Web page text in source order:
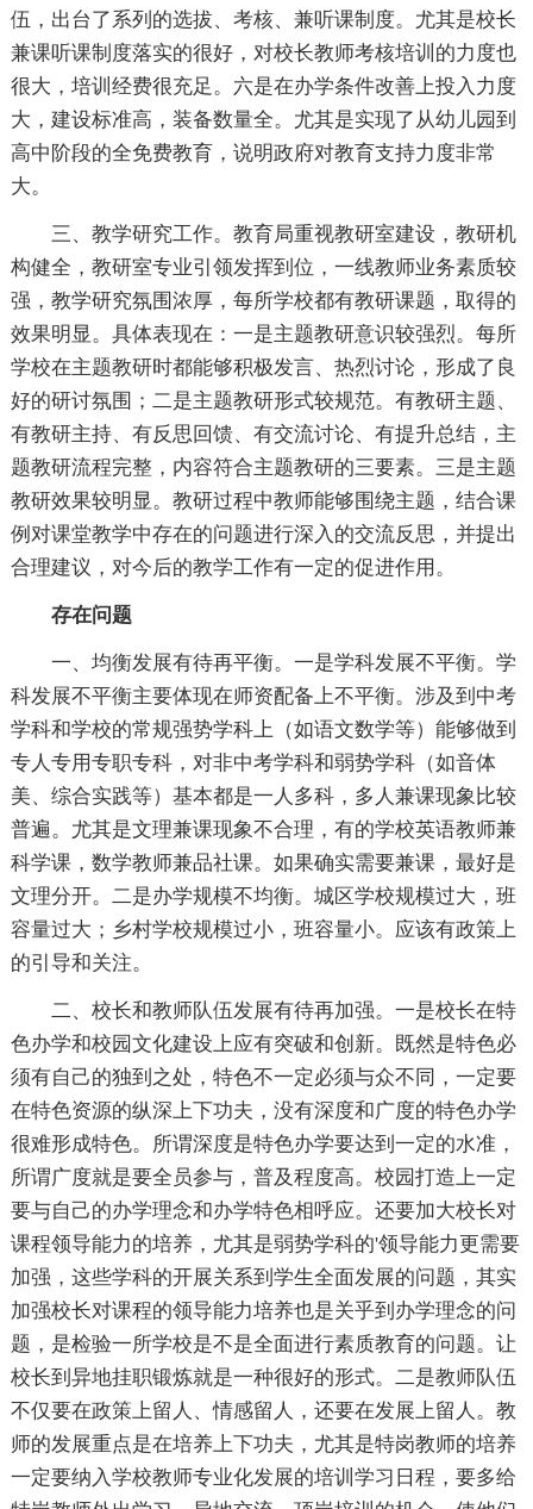
伍，出台了系列的选拔、考核、兼听课制度。尤其是校长
兼课听课制度落实的很好，对校长教师考核培训的力度也
很大，培训经费很充足。六是在办学条件改善上投入力度
大，建设标准高，装备数量全。尤其是实现了从幼儿园到
高中阶段的全免费教育，说明政府对教育支持力度非常
大。
三、教学研究工作。教育局重视教研室建设，教研机
构健全，教研室专业引领发挥到位，一线教师业务素质较
强，教学研究氛围浓厚，每所学校都有教研课题，取得的
效果明显。具体表现在：一是主题教研意识较强烈。每所
学校在主题教研时都能够积极发言、热烈讨论，形成了良
好的研讨氛围；二是主题教研形式较规范。有教研主题、
有教研主持、有反思回馈、有交流讨论、有提升总结，主
题教研流程完整，内容符合主题教研的三要素。三是主题
教研效果较明显。教研过程中教师能够围绕主题，结合课
例对课堂教学中存在的问题进行深入的交流反思，并提出
合理建议，对今后的教学工作有一定的促进作用。
存在问题
一、均衡发展有待再平衡。一是学科发展不平衡。学
科发展不平衡主要体现在师资配备上不平衡。涉及到中考
学科和学校的常规强势学科上（如语文数学等）能够做到
专人专用专职专科，对非中考学科和弱势学科（如音体
美、综合实践等）基本都是一人多科，多人兼课现象比较
普遍。尤其是文理兼课现象不合理，有的学校英语教师兼
科学课，数学教师兼品社课。如果确实需要兼课，最好是
文理分开。二是办学规模不均衡。城区学校规模过大，班
容量过大；乡村学校规模过小，班容量小。应该有政策上
的引导和关注。
二、校长和教师队伍发展有待再加强。一是校长在特
色办学和校园文化建设上应有突破和创新。既然是特色必
须有自己的独到之处，特色不一定必须与众不同，一定要
在特色资源的纵深上下功夫，没有深度和广度的特色办学
很难形成特色。所谓深度是特色办学要达到一定的水准，
所谓广度就是要全员参与，普及程度高。校园打造上一定
要与自己的办学理念和办学特色相呼应。还要加大校长对
课程领导能力的培养，尤其是弱势学科的'领导能力更需要
加强，这些学科的开展关系到学生全面发展的问题，其实
加强校长对课程的领导能力培养也是关乎到办学理念的问
题，是检验一所学校是不是全面进行素质教育的问题。让
校长到异地挂职锻炼就是一种很好的形式。二是教师队伍
不仅要在政策上留人、情感留人，还要在发展上留人。教
师的发展重点是在培养上下功夫，尤其是特岗教师的培养
一定要纳入学校教师专业化发展的培训学习日程，要多给